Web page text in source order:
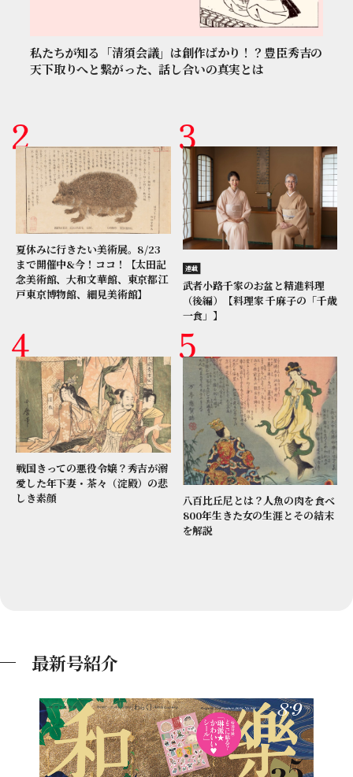
私たちが知る「清須会議」は創作ばかり！？豊臣秀吉の
天下取りへと繋がった、話し合いの真実とは
夏休みに行きたい美術展。8/23
まで開催中&今！ココ！【太田記
念美術館、大和文華館、東京都江
戸東京博物館、細見美術館】
連載
武者小路千家のお盆と精進料理
（後編）【料理家 千麻子の「千歳
一食」】
戦国きっての悪役令嬢？秀吉が溺
愛した年下妻・茶々（淀殿）の悲
しき素顔
八百比丘尼とは？人魚の肉を食べ
800年生きた女の生涯とその結末
を解説
最新号紹介